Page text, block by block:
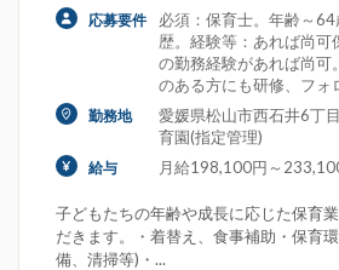
応募要件
必須：保育士。年齢～
歴。経験等：あれば尚可
の勤務経験があれば尚可
のある方にも研修、フォ
勤務地
愛媛県松山市西石井6丁
育園(指定管理)
給与 月給198,100円～
子どもたちの年齢や成長に応じた保育
だきます。・着替え、食事補助・保育
備、清掃等)・...